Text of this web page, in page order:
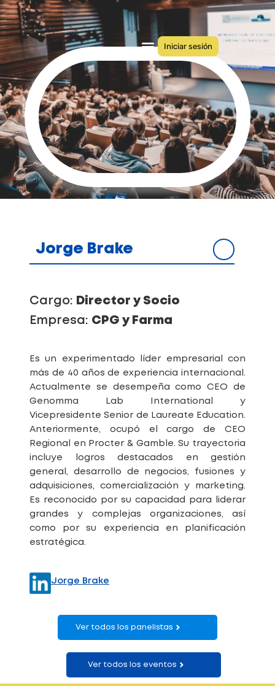
Iniciar sesión
Jorge Brake
Cargo: Director y Socio
Empresa: CPG y Farma
Es un experimentado líder empresarial con
más de 40 años de experiencia internacional.
Actualmente se desempeña como CEO de
Genomma Lab International y
Vicepresidente Senior de Laureate Education.
Anteriormente, ocupó el cargo de CEO
Regional en Procter & Gamble. Su trayectoria
incluye logros destacados en gestión
general, desarrollo de negocios, fusiones y
adquisiciones, comercialización y marketing.
Es reconocido por su capacidad para liderar
grandes y complejas organizaciones, así
como por su experiencia en planificación
estratégica.
Jorge Brake
Ver todos los panelistas
Ver todos los eventos